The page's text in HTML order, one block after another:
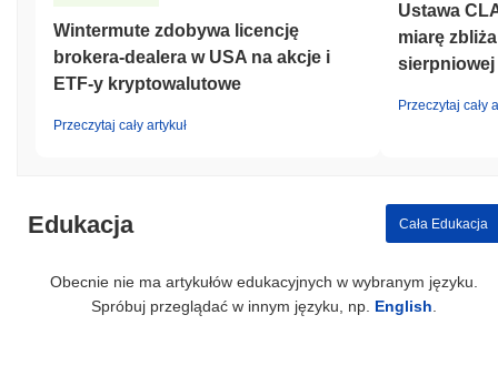
Wintermute zdobywa licencję
brokera-dealera w USA na akcje i
ETF-y kryptowalutowe
Przeczytaj cały artykuł
Ustawa
miarę
sierpniowej
Przeczytaj cały
Edukacja Cała Edukacja
Obecnie nie ma artykułów edukacyjnych w wybranym języku.
Spróbuj przeglądać w innym języku, np. English.